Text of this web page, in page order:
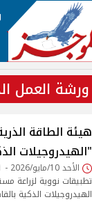
ورشة العمل
هيئة الطاقة
"الهيدروجيلات
الأحد 10/مايو/2026 - 11:31 ص
تطبيقات نووية لزراعة
الهيدروجيلات الذكية